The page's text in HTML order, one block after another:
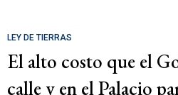
LEY DE TIERRAS
El alto costo que el
calle y en el Palacio